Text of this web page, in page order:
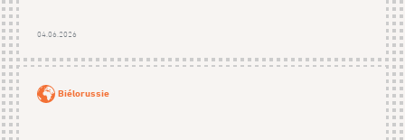
04.06.2026
Biélorussie